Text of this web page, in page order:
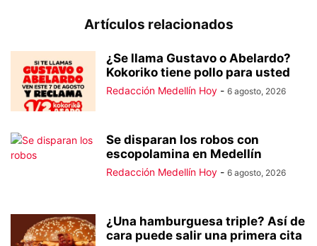
Artículos relacionados
¿Se llama Gustavo o Abelardo?
Kokoriko tiene pollo para usted
Redacción Medellín Hoy - 6 agosto, 2026
Se disparan los robos con
escopolamina en Medellín
Redacción Medellín Hoy - 6 agosto, 2026
¿Una hamburguesa triple? Así de
cara puede salir una primera cita